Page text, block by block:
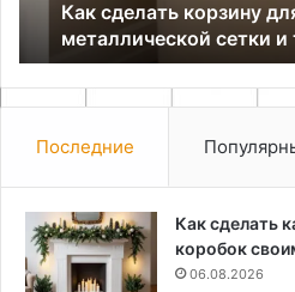
своими
руками
Как сделать корзину для
металлической сетки и
Последние
Как сделать
коробок
06.08.2026